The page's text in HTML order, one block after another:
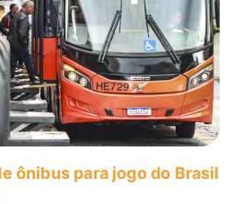
ônibus para jogo do Brasil